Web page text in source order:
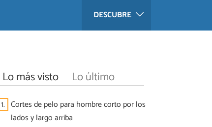
DESCUBRE
Lo más visto Lo último
1. Cortes de pelo para hombre corto por los
lados y largo arriba